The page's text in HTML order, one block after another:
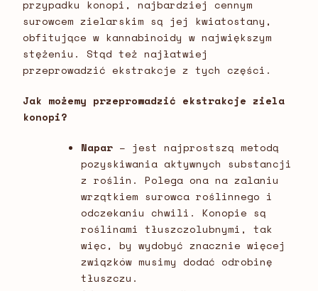
przypadku konopi, najbardziej cennym
surowcem zielarskim są jej kwiatostany,
obfitujące w kannabinoidy w największym
stężeniu. Stąd też najłatwiej
przeprowadzić ekstrakcje z tych części.
Jak możemy przeprowadzić ekstrakcje ziela
konopi?
Napar – jest najprostszą metodą
pozyskiwania aktywnych substancji
z roślin. Polega ona na zalaniu
wrzątkiem surowca roślinnego i
odczekaniu chwili. Konopie są
roślinami tłuszczolubnymi, tak
więc, by wydobyć znacznie więcej
związków musimy dodać odrobinę
tłuszczu.